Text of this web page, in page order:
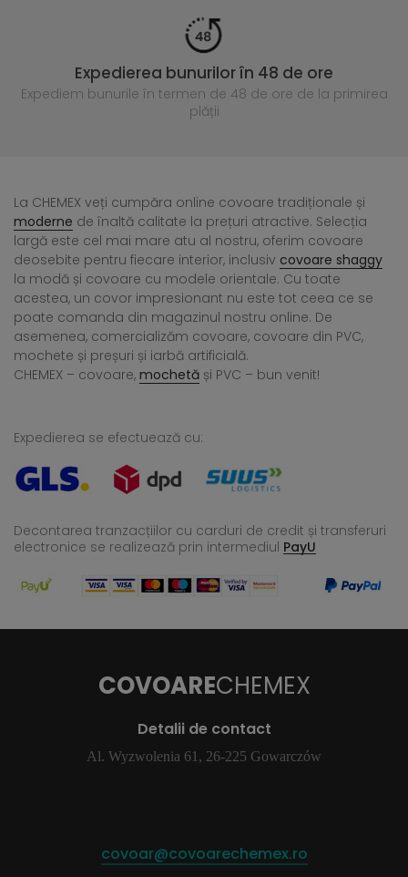
Expedierea bunurilor în 48 de ore
Expediem bunurile în termen de 48 de ore de la primirea
plății
La CHEMEX veți cumpăra online covoare tradiționale și
moderne de înaltă calitate la prețuri atractive. Selecția
largă este cel mai mare atu al nostru, oferim covoare
deosebite pentru fiecare interior, inclusiv covoare shaggy
la modă și covoare cu modele orientale. Cu toate
acestea, un covor impresionant nu este tot ceea ce se
poate comanda din magazinul nostru online. De
asemenea, comercializăm covoare, covoare din PVC,
mochete și preșuri și iarbă artificială.
CHEMEX – covoare, mochetă și PVC – bun venit!
Expedierea se efectuează cu:
Decontarea tranzacțiilor cu carduri de credit și transferuri
electronice se realizează prin intermediul PayU
COVOARECHEMEX
Detalii de contact
Al. Wyzwolenia 61, 26-225 Gowarczów
covoar@covoarechemex.ro